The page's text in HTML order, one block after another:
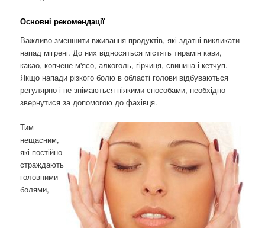
Основні рекомендації
Важливо зменшити вживання продуктів, які здатні викликати
напад мігрені. До них відносяться містять тирамін кави,
какао, копчене м'ясо, алкоголь, гірчиця, свинина і кетчуп.
Якщо напади різкого болю в області голови відбуваються
регулярно і не знімаються ніякими способами, необхідно
звернутися за допомогою до фахівця.
Тим
нещасним,
які постійно
страждають
головними
болями,